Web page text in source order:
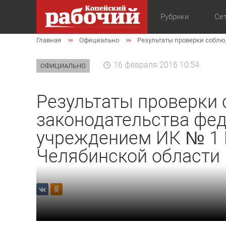
Рубрики
Общество
Главная Официально Результаты проверки
ОФИЦИАЛЬНО 16 февраля 2016 10:54
Результаты
законодательства
учреждением ИК № 1
Челябинской области